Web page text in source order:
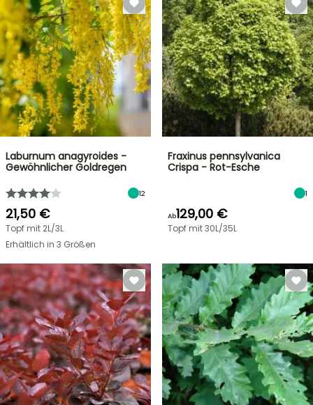
Laburnum anagyroides -
Gewöhnlicher Goldregen
12
21,50 €
Topf mit 2L/3L
Erhältlich in 3 Größen
Fraxinus pennsylvanica
Crispa - Rot-Esche
1
Ab129,00 €
Topf mit 30L/35L